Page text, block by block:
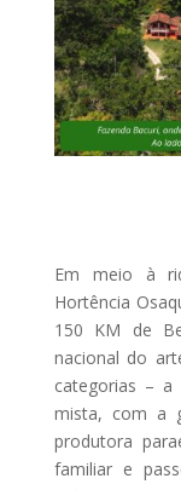
Em meio à
Hortência
150 KM de
nacional do
categorias –
mista, com a
produtora
familiar e